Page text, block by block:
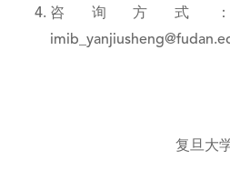
咨询方式：
复旦大学代谢